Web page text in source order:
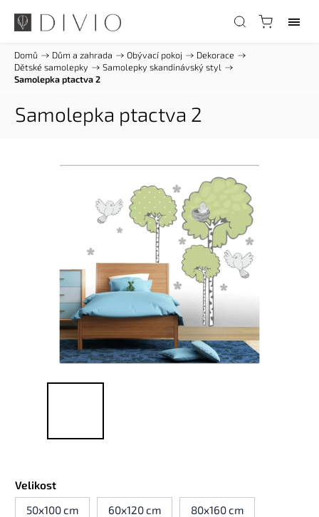
Domů / Dům a zahrada / Obývací pokoj / Dekorace /
Dětské samolepky / Samolepky skandinávský styl /
Samolepka ptactva 2
Samolepka ptactva 2
Velikost
50x100 cm
60x120 cm 80x160 cm